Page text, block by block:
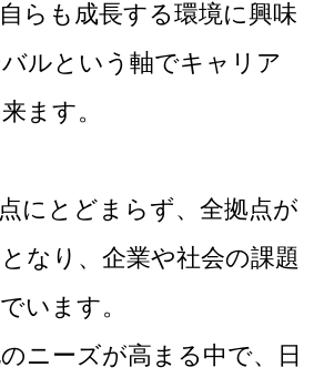
らも成長する環境に興味
ルという軸でキャリア
ます。
にとどまらず、全拠点が
なり、企業や社会の課題
います。
ニーズが高まる中で、日